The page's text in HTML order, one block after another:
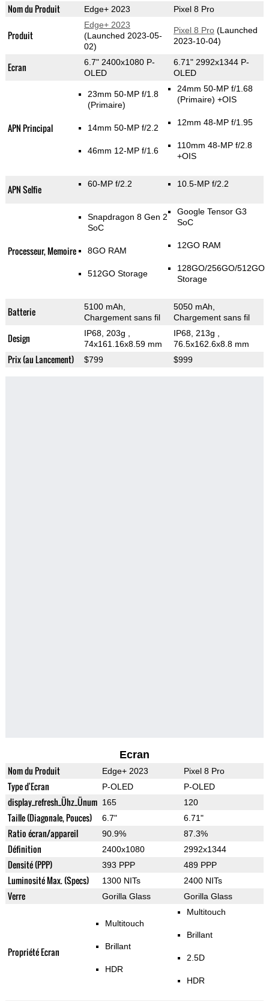
Nom du Produit Edge+ 2023 Pixel 8 Pro
Produit
Edge+ 2023
(Launched 2023-05-
02)
Pixel 8 Pro(Launched
2023-10-04)
Ecran
6.7" 2400x1080 P-
OLED
6.71" 2992x1344 P-
OLED
APN Principal
23mm 50-MP f/1.8
(Primaire)
14mm 50-MP f/2.2
46mm 12-MP f/1.6
24mm 50-MP f/1.68
(Primaire) +OIS
12mm 48-MP f/1.95
110mm 48-MP f/2.8
+OIS
APN Selfie 60-MP f/2.2 10.5-MP f/2.2
Processeur, Memoire
Snapdragon 8 Gen 2
SoC
8GO RAM
512GO Storage
Google Tensor G3
SoC
12GO RAM
128GO/256GO/512GO
Storage
Batterie
5100 mAh,
Chargement sans fil
5050 mAh,
Chargement sans fil
Design IP68, 203g
74x161.16x8.59 mm
IP68, 213g
76.5x162.6x8.8 mm
Prix (au Lancement) $799 $999
Ecran
Nom du Produit Edge+ 2023 Pixel 8 Pro
Type d'Ecran P-OLED P-OLED
display_refresh_Ühz_Ünum 165 120
Taille (Diagonale, Pouces) 6.7" 6.71"
Ratio écran/appareil 90.9% 87.3%
Définition 2400x1080 2992x1344
Densité (PPP) 393 PPP 489 PPP
Luminosité Max. (Specs) 1300 NITs 2400 NITs
Verre Gorilla Glass Gorilla Glass
Propriété Ecran
Multitouch
Brillant
HDR
Multitouch
Brillant
2.5D
HDR